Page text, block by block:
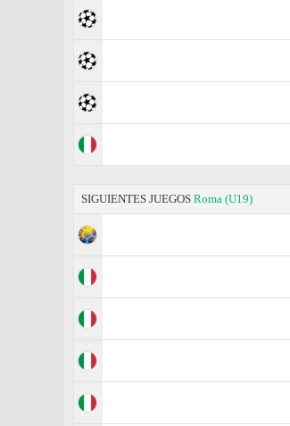
SIGUIENTES JUEGOS Roma (U19)